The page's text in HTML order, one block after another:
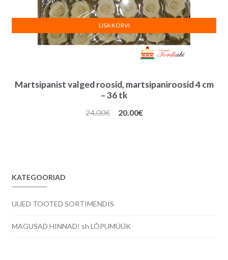
Martsipanist valged roosid, martsipaniroosid 4 cm
– 36 tk
24.00€
Algne
20.00€Praegune
LISA KORVI
KATEGOORIAD
UUED TOOTED SORTIMENDIS
MAGUSAD HINNAD! sh LÕPUMÜÜK